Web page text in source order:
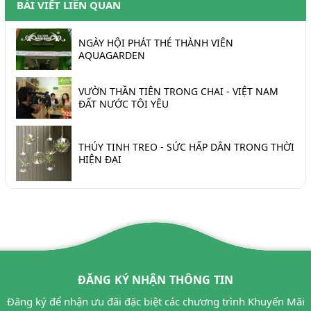
BÀI VIẾT LIÊN QUAN
NGÀY HỘI PHÁT THẺ THÀNH VIÊN
AQUAGARDEN
VƯỜN THẦN TIÊN TRONG CHAI - VIỆT NAM
ĐẤT NƯỚC TÔI YÊU
THỦY TINH TREO - SỨC HẤP DẪN TRONG THỜI
HIỆN ĐẠI
ĐĂNG KÝ NHẬN THÔNG TIN
Đăng ký để nhận ưu đãi đặc biệt các chương trình Khuyến Mãi